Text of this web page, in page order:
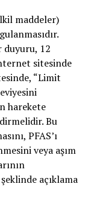
maddeler)
duyuru, 12
sitesinde
“Limit
harekete
Bu
PFAS’ı
veya aşım
açıklama